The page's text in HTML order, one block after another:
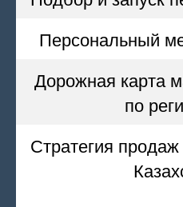
Персональный
Дорожная карта
по
Стратегия